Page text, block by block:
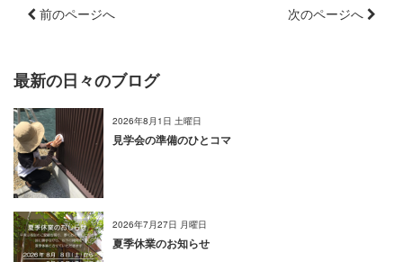
前のページへ 次のページへ
最新の日々のブログ
2026年8月1日 土曜日
見学会の準備のひとコマ
2026年7月27日 月曜日
夏季休業のお知らせ